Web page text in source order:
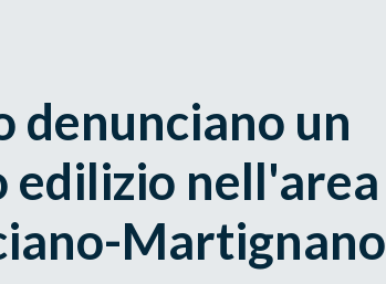
denunciano un
edilizio nell'area
Martignano